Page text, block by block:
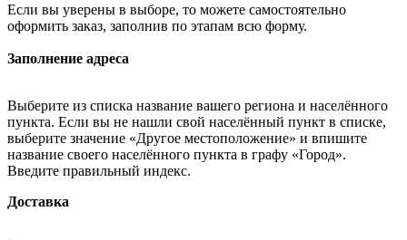
Если вы уверены в выборе, то можете самостоятельно
оформить заказ, заполнив по этапам всю форму.
Заполнение адреса
Выберите из списка название вашего региона и населённого
пункта. Если вы не нашли свой населённый пункт в списке,
выберите значение «Другое местоположение» и впишите
название своего населённого пункта в графу «Город».
Введите правильный индекс.
Доставка